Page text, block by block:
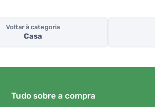
Voltar à categoria
Casa
Tudo sobre a compra